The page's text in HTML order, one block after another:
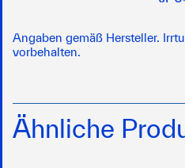
Angaben gemäß Hersteller.
vorbehalten.
Ähnliche